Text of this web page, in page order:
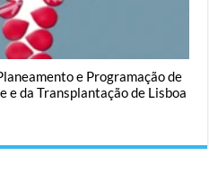
e Programação de
e da Transplantação de Lisboa